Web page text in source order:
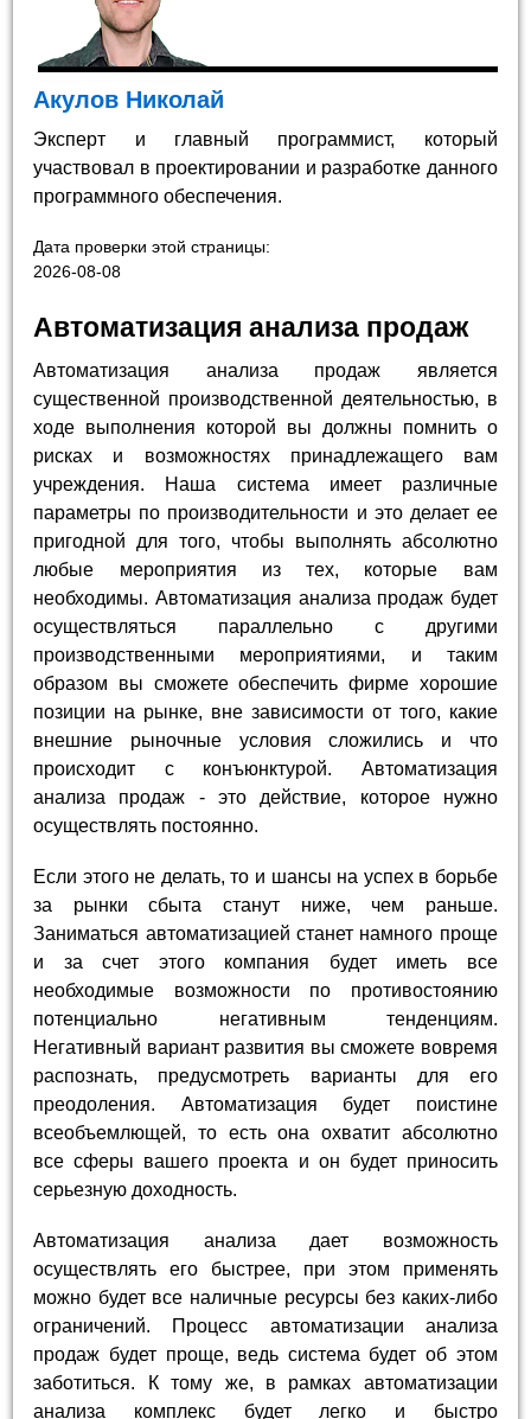
Акулов Николай
Эксперт и главный программист, который
участвовал в проектировании и разработке данного
программного обеспечения.
Дата проверки этой страницы:
2026-08-08
Автоматизация анализа продаж
Автоматизация анализа продаж является
существенной производственной деятельностью, в
ходе выполнения которой вы должны помнить о
рисках и возможностях принадлежащего вам
учреждения. Наша система имеет различные
параметры по производительности и это делает ее
пригодной для того, чтобы выполнять абсолютно
любые мероприятия из тех, которые вам
необходимы. Автоматизация анализа продаж будет
осуществляться параллельно с другими
производственными мероприятиями, и таким
образом вы сможете обеспечить фирме хорошие
позиции на рынке, вне зависимости от того, какие
внешние рыночные условия сложились и что
происходит с конъюнктурой. Автоматизация
анализа продаж - это действие, которое нужно
осуществлять постоянно.
Если этого не делать, то и шансы на успех в борьбе
за рынки сбыта станут ниже, чем раньше.
Заниматься автоматизацией станет намного проще
и за счет этого компания будет иметь все
необходимые возможности по противостоянию
потенциально негативным тенденциям.
Негативный вариант развития вы сможете вовремя
распознать, предусмотреть варианты для его
преодоления. Автоматизация будет поистине
всеобъемлющей, то есть она охватит абсолютно
все сферы вашего проекта и он будет приносить
серьезную доходность.
Автоматизация анализа дает возможность
осуществлять его быстрее, при этом применять
можно будет все наличные ресурсы без каких-либо
ограничений. Процесс автоматизации анализа
продаж будет проще, ведь система будет об этом
заботиться. К тому же, в рамках автоматизации
анализа комплекс будет легко и быстро